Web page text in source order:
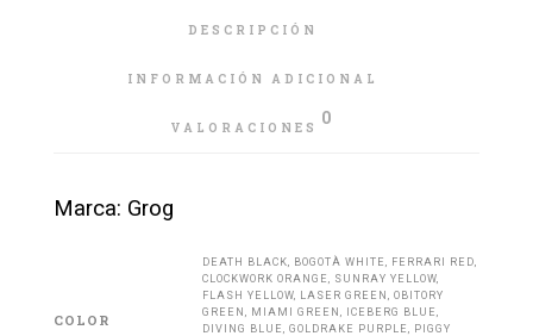
DESCRIPCIÓN
INFORMACIÓN ADICIONAL
VALORACIONES 0
Marca: Grog
COLOR
DEATH BLACK, BOGOTÀ WHITE, FERRARI RED,
CLOCKWORK ORANGE, SUNRAY YELLOW,
FLASH YELLOW, LASER GREEN, OBITORY
GREEN, MIAMI GREEN, ICEBERG BLUE,
DIVING BLUE, GOLDRAKE PURPLE, PIGGY